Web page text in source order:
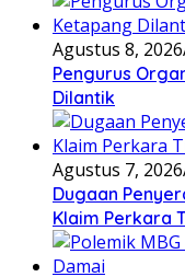
Agustus 8, 2026
Pengurus
Dilantik
Agustus 7, 2026
Dugaan
Klaim Perkara